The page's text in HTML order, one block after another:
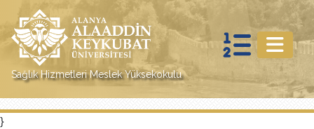
Sağlık Hizmetleri Meslek Yüksekokulu
}